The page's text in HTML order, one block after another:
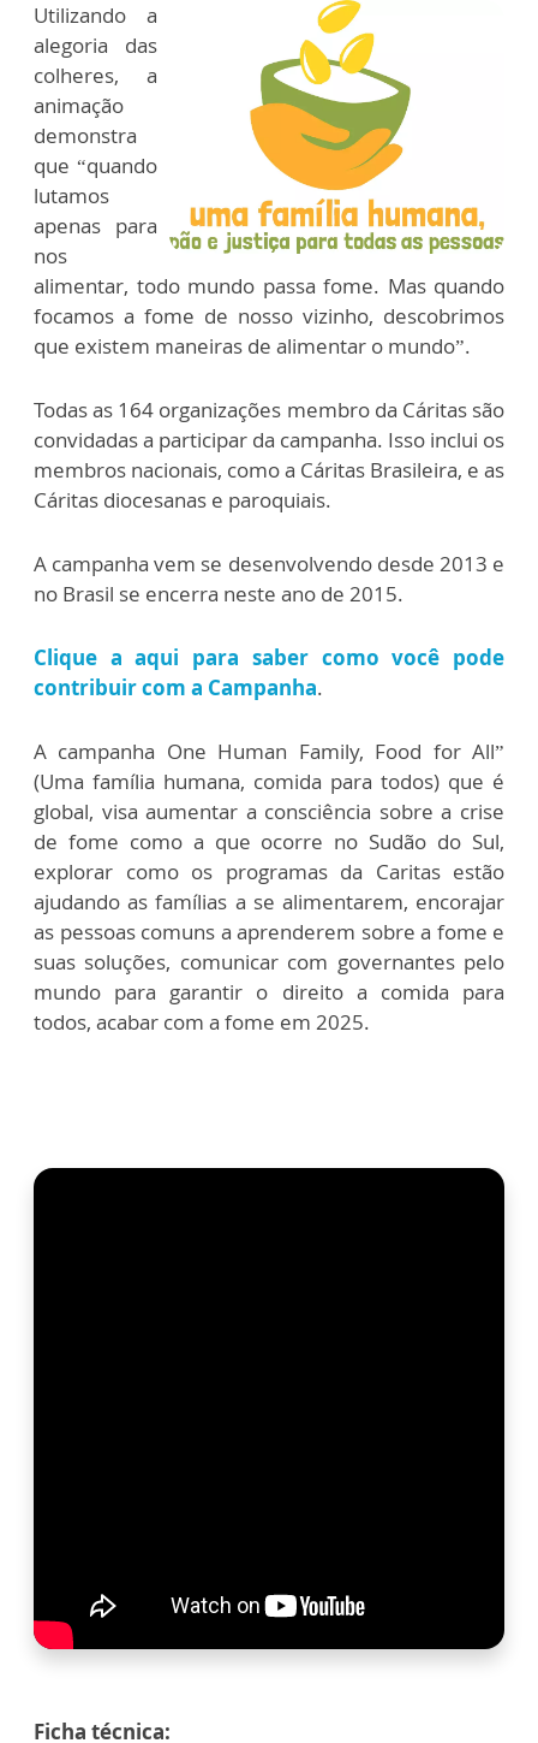
Utilizando a
alegoria das
colheres, a
animação
demonstra
que “quando
lutamos
apenas para
nos
alimentar, todo mundo passa fome. Mas quando
focamos a fome de nosso vizinho, descobrimos
que existem maneiras de alimentar o mundo”.
Todas as 164 organizações membro da Cáritas são
convidadas a participar da campanha. Isso inclui os
membros nacionais, como a Cáritas Brasileira, e as
Cáritas diocesanas e paroquiais.
A campanha vem se desenvolvendo desde 2013 e
no Brasil se encerra neste ano de 2015.
Clique a aqui para saber como você pode
contribuir com a Campanha.
A campanha One Human Family, Food for All”
(Uma família humana, comida para todos) que é
global, visa aumentar a consciência sobre a crise
de fome como a que ocorre no Sudão do Sul,
explorar como os programas da Caritas estão
ajudando as famílias a se alimentarem, encorajar
as pessoas comuns a aprenderem sobre a fome e
suas soluções, comunicar com governantes pelo
mundo para garantir o direito a comida para
todos, acabar com a fome em 2025.
Ficha técnica: